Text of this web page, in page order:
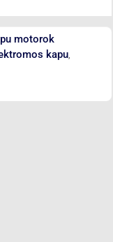
motorok
kapu,